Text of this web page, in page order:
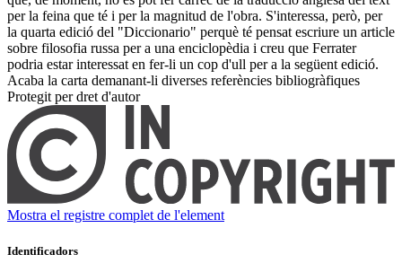
per la feina que té i per la magnitud de l'obra. S'interessa, però, per
la quarta edició del "Diccionario" perquè té pensat escriure un article
sobre filosofia russa per a una enciclopèdia i creu que Ferrater
podria estar interessat en fer-li un cop d'ull per a la següent edició.
Acaba la carta demanant-li diverses referències bibliogràfiques ​
Protegit per dret d'autor
Mostra el registre complet de l'element
Identificadors